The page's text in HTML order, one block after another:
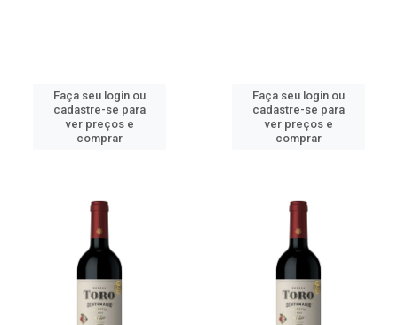
Faça seu login ou
cadastre-se para
ver preços e
comprar
Faça seu login ou
cadastre-se para
ver preços e
comprar